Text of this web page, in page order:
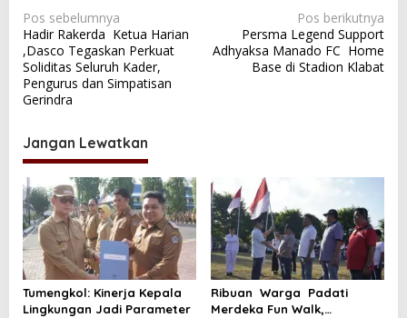
N
a
v
i
a
s
i
p
o
s
Pos sebelumnya
Hadir Rakerda Ketua Harian
,Dasco Tegaskan Perkuat
Soliditas Seluruh Kader,
Pengurus dan Simpatisan
Gerindra
Pos berikutnya
Persma Legend Support
Adhyaksa Manado FC Home
Base di Stadion Klabat
Jangan Lewatkan
Tumengkol: Kinerja Kepala
Lingkungan Jadi Parameter
Ribuan Warga Padati
Merdeka Fun Walk,